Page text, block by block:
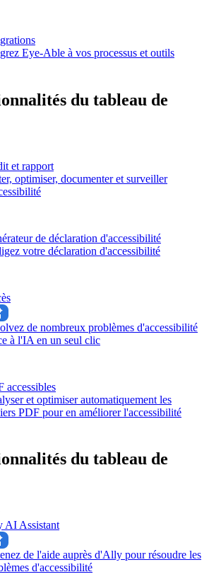
Eye-Able à vos processus et outils
du tableau de
et rapport
optimiser, documenter et surveiller
de déclaration d'accessibilité
votre déclaration d'accessibilité
de nombreux problèmes d'accessibilité
à l'IA en un seul clic
accessibles
et optimiser automatiquement les
PDF pour en améliorer l'accessibilité
du tableau de
AI Assistant
de l'aide auprès d'Ally pour résoudre les
d'accessibilité